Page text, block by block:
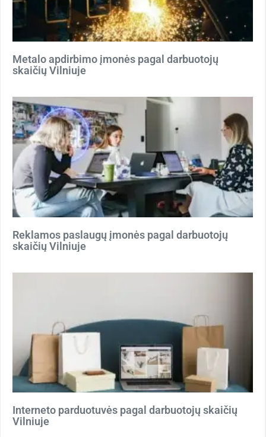
Metalo apdirbimo įmonės pagal darbuotojų
skaičių Vilniuje
Reklamos paslaugų įmonės pagal darbuotojų
skaičių Vilniuje
Interneto parduotuvės pagal darbuotojų skaičių
Vilniuje